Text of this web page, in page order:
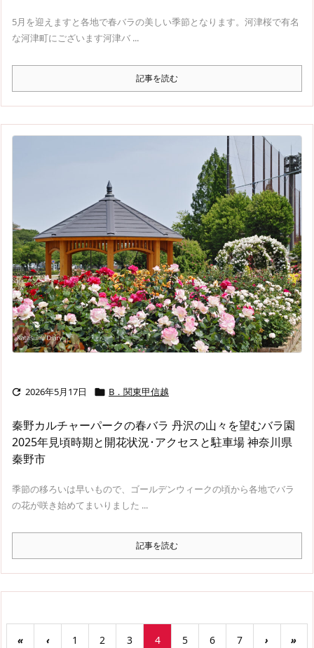
5月を迎えますと各地で春バラの美しい季節となります。河津桜で有名
な河津町にございます河津バ ...
記事を読む
 2026年5月17日  B．関東甲信越
秦野カルチャーパークの春バラ 丹沢の山々を望むバラ園
2025年見頃時期と開花状況･アクセスと駐車場 神奈川県
秦野市
季節の移ろいは早いもので、ゴールデンウィークの頃から各地でバラ
の花が咲き始めてまいりました ...
記事を読む
« ‹ 1 2 3 4 5 6 7 › »